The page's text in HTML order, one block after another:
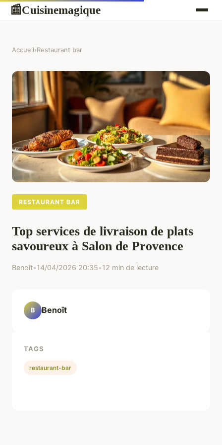
📰Cuisinemagique
Accueil›Restaurant bar
RESTAURANT BAR
Top services de livraison de plats
savoureux à Salon de Provence
Benoît•14/04/2026 20:35•12 min de lecture
B Benoît
TAGS
restaurant-bar